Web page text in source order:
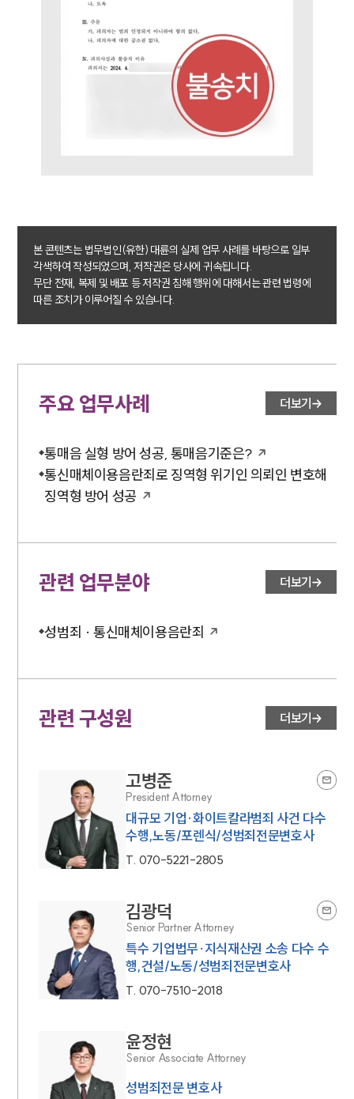
전체
구성원 소개
성범죄전문변호사
공지사항
법률서식
뉴스레터/브로슈어
세미나
본 콘텐츠는 법무법인(유한) 대륜의 실제 업무 사례를 바탕으로 일부
각색하여 작성되었으며, 저작권은 당사에 귀속됩니다.
무단 전재, 복제 및 배포 등 저작권 침해 행위에 대해서는 관련 법령에
따른 조치가 이루어질 수 있습니다.
주요 업무사례 더보기
통매음 실형 방어 성공, 통매음기준은?
통신매체이용음란죄로 징역형 위기인 의뢰인 변호해
징역형 방어 성공
관련 업무분야 더보기
성범죄 · 통신매체이용음란죄
관련 구성원 더보기
고병준
President Attorney
대규모 기업·화이트칼라범죄 사건 다수
수행,노동/포렌식/성범죄전문변호사
T. 070-5221-2805
김광덕
Senior Partner Attorney
특수 기업법무·지식재산권 소송 다수 수
행,건설/노동/성범죄전문변호사
T. 070-7510-2018
윤정현
Senior Associate Attorney
성범죄전문 변호사